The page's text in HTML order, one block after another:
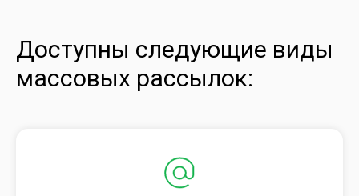
Доступны следующие виды
массовых рассылок: